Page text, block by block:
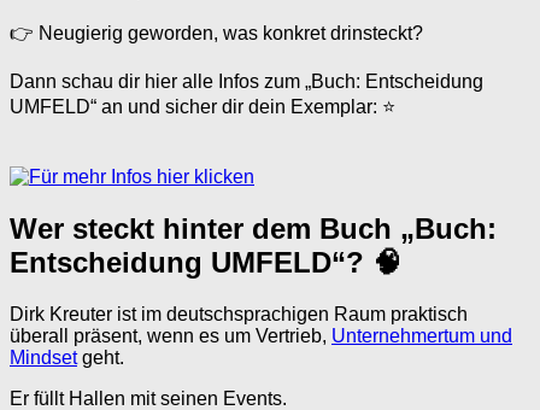
👉 Neugierig geworden, was konkret drinsteckt?
Dann schau dir hier alle Infos zum „Buch: Entscheidung
UMFELD“ an und sicher dir dein Exemplar: ⭐
Wer steckt hinter dem Buch „Buch:
Entscheidung UMFELD“? 🧠
Dirk Kreuter ist im deutschsprachigen Raum praktisch
überall präsent, wenn es um Vertrieb, Unternehmertum und
Mindsetgeht.
Er füllt Hallen mit seinen Events.